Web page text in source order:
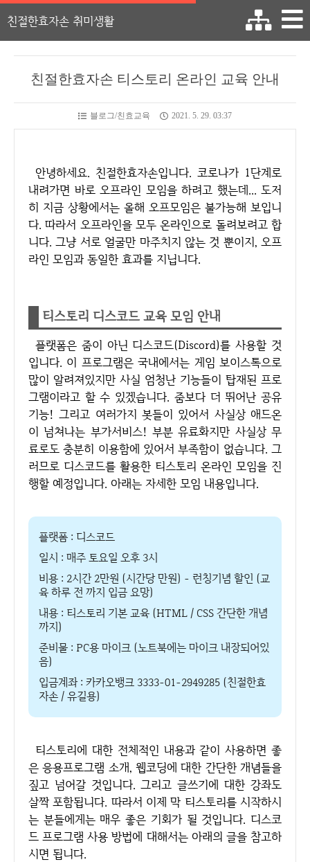
친절한효자손 취미생활
친절한효자손 티스토리 온라인 교육 안내
블로그/친효교육 2021. 5. 29. 03:37
안녕하세요. 친절한효자손입니다. 코로나가 1단계로
내려가면 바로 오프라인 모임을 하려고 했는데... 도저
히 지금 상황에서는 올해 오프모임은 불가능해 보입니
다. 따라서 오프라인을 모두 온라인으로 돌려보려고 합
니다. 그냥 서로 얼굴만 마주치지 않는 것 뿐이지, 오프
라인 모임과 동일한 효과를 지닙니다.
티스토리 디스코드 교육 모임 안내
플랫폼은 줌이 아닌 디스코드(Discord)를 사용할 것
입니다. 이 프로그램은 국내에서는 게임 보이스톡으로
많이 알려져있지만 사실 엄청난 기능들이 탑재된 프로
그램이라고 할 수 있겠습니다. 줌보다 더 뛰어난 공유
기능! 그리고 여러가지 봇들이 있어서 사실상 애드온
이 넘쳐나는 부가서비스! 부분 유료화지만 사실상 무
료로도 충분히 이용함에 있어서 부족함이 없습니다. 그
러므로 디스코드를 활용한 티스토리 온라인 모임을 진
행할 예정입니다. 아래는 자세한 모임 내용입니다.
플랫폼 : 디스코드
일시 : 매주 토요일 오후 3시
비용 : 2시간 2만원 (시간당 만원) - 런칭기념 할인 (교
육 하루 전 까지 입금 요망)
내용 : 티스토리 기본 교육 (HTML / CSS 간단한 개념
까지)
준비물 : PC용 마이크 (노트북에는 마이크 내장되어있
음)
입금계좌 : 카카오뱅크 3333-01-2949285 (친절한효
자손 / 유길용)
티스토리에 대한 전체적인 내용과 같이 사용하면 좋
은 응용프로그램 소개, 웹코딩에 대한 간단한 개념들을
짚고 넘어갈 것입니다. 그리고 글쓰기에 대한 강좌도
살짝 포함됩니다. 따라서 이제 막 티스토리를 시작하시
는 분들에게는 매우 좋은 기회가 될 것입니다. 디스코
드 프로그램 사용 방법에 대해서는 아래의 글을 참고하
시면 됩니다.